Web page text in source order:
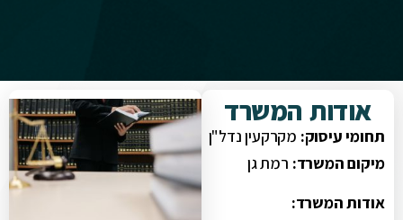
אודות המשרד
תחומי עיסוק: מקרקעין נדל"ן
מיקום המשרד: רמת גן
אודות המשרד: